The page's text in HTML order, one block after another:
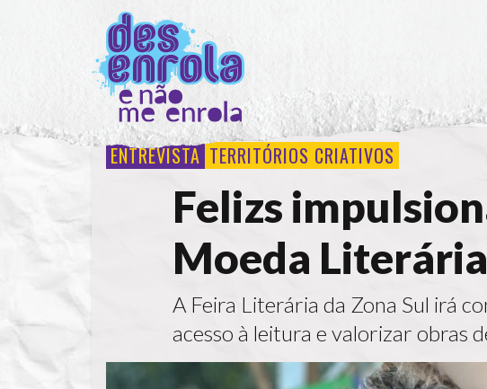
ENTREVISTA TERRITÓRIOS CRIATIVOS
Felizs
Moeda Literária
A Feira Literária da Zona Sul irá
acesso à leitura e valorizar obras